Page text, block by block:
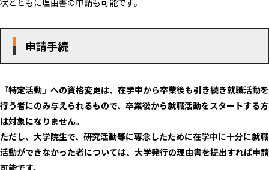
状とともに理由書の申請も可能です。
申請手続
『特定活動』への資格変更は、在学中から卒業後も引き続き就職活動を
行う者にのみ与えられるもので、卒業後から就職活動をスタートする方
は対象になりません。
ただし、大学院生で、研究活動等に専念したために在学中に十分に就職
活動ができなかった者については、大学発行の理由書を提出すれば申請
可能です。